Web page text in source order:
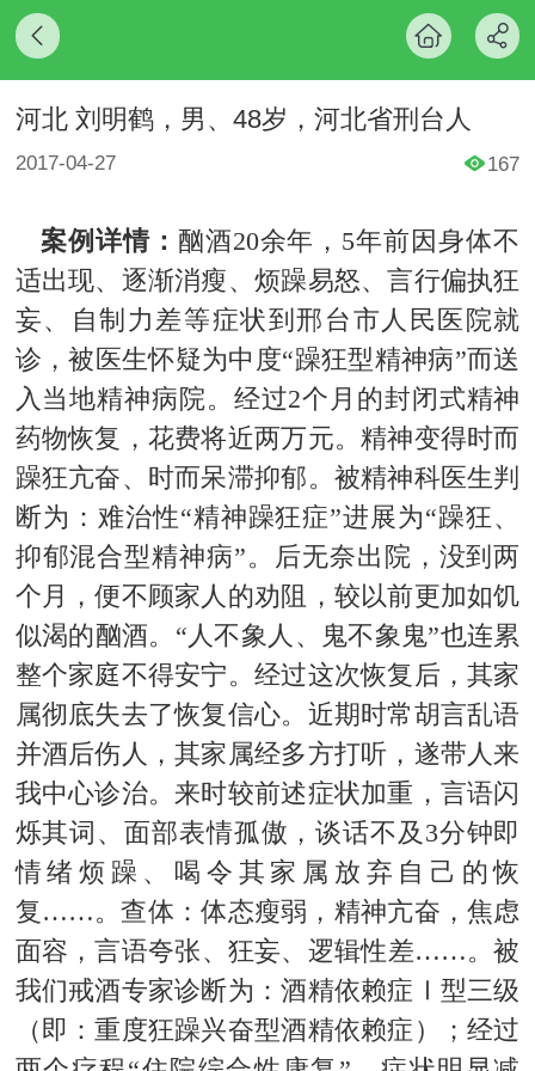
河北 刘明鹤，男、48岁，河北省刑台人
2017-04-27 167
案例详情： 酗酒20余年，5年前因身体不
适出现、逐渐消瘦、烦躁易怒、言行偏执狂
妄、自制力差等症状到邢台市人民医院就
诊，被医生怀疑为中度“躁狂型精神病”而送
入当地精神病院。经过2个月的封闭式精神
药物恢复 ，花费将近两万元。精神变得时而
躁狂亢奋、时而呆滞抑郁。被精神科医生判
断为：难治性“精神躁狂症”进展为“躁狂、
抑郁混合型精神病”。后无奈出院，没到两
个月，便不顾家人的劝阻，较以前更加如饥
似渴的酗酒。“人不象人、鬼不象鬼”也连累
整个家庭不得安宁。经过这次恢复 后，其家
属彻底失去了恢复信心。近期时常胡言乱语
并酒后伤人，其家属经多方打听，遂带人来
我中心诊治。来时较前述症状加重，言语闪
烁其词、面部表情孤傲，谈话不及3分钟即
情绪烦躁、喝令其家属放弃自己的恢
复 ……。查体：体态瘦弱，精神亢奋，焦虑
面容，言语夸张、狂妄、逻辑性差……。被
我们戒酒专家诊断为：酒精依赖症Ⅰ型三级
（即：重度狂躁兴奋型酒精依赖症）；经过